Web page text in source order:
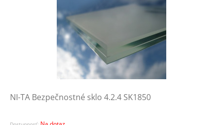
NI-TA Bezpečnostné sklo 4.2.4 SK1850